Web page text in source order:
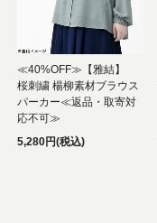
≪40%OFF≫【雅結】
桜刺繍 楊柳素材ブラウス
パーカー≪返品・取寄対
応不可≫
5,280円(税込)